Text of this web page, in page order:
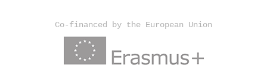
Co-financed by the European Union